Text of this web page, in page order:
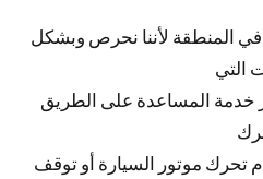
في المنطقة لأننا نحرص وبشكل
التي
خدمة المساعدة على الطريق
موتور السيارة أو توقف